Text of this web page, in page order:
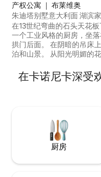
产权公寓 ｜ 布莱维奥
朱迪塔别墅意大利面 湖滨家
在13世纪弯曲的石头天花板
一个工业风格的厨房，坐
拱门后面。 在阴暗的吊床
泊和山景。 从阳光明媚的
层住宅是一座13世纪别墅
墅于1830年由著名女高音
Como ） 5公里，距离托尔
公里，距离米兰（ Milan ）
卢加诺（ Lugano ） 38公
交通工具到达： C30 C31
Como Lago Ferrovie
在卡诺尼卡深受
厨房